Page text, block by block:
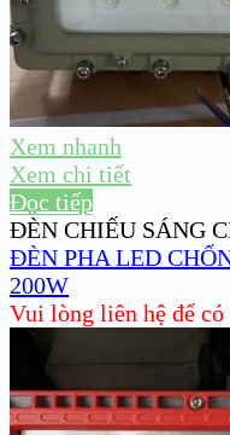
Xem nhanh
Xem chi tiết
Đọc tiếp
ĐÈN CHIẾU SÁNG
ĐÈN PHA LED
200W
Vui lòng liên hệ để